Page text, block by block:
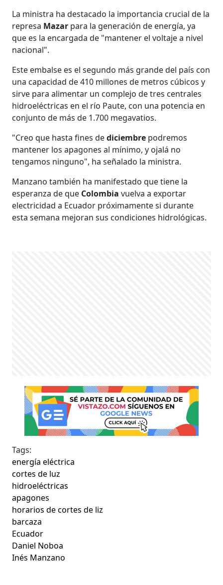
La ministra ha destacado la importancia crucial de la
represa Mazar para la generación de energía, ya
que es la encargada de "mantener el voltaje a nivel
nacional".
Este embalse es el segundo más grande del país con
una capacidad de 410 millones de metros cúbicos y
sirve para alimentar un complejo de tres centrales
hidroeléctricas en el río Paute, con una potencia en
conjunto de más de 1.700 megavatios.
"Creo que hasta fines dediciembre podremos
mantener los apagones al mínimo, y ojalá no
tengamos ninguno", ha señalado la ministra.
Manzano también ha manifestado que tiene la
esperanza de que Colombiavuelva a exportar
electricidad a Ecuador próximamente si durante
esta semana mejoran sus condiciones hidrológicas.
Tags:
energía eléctrica
cortes de luz
hidroeléctricas
apagones
horarios de cortes de liz
barcaza
Ecuador
Daniel Noboa
Inés Manzano